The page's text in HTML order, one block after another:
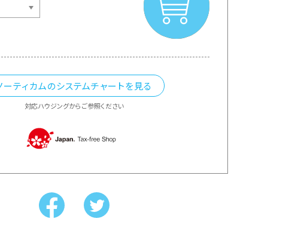
ーティカムのシステムチャートを見る
対応ハウジングからご参照ください